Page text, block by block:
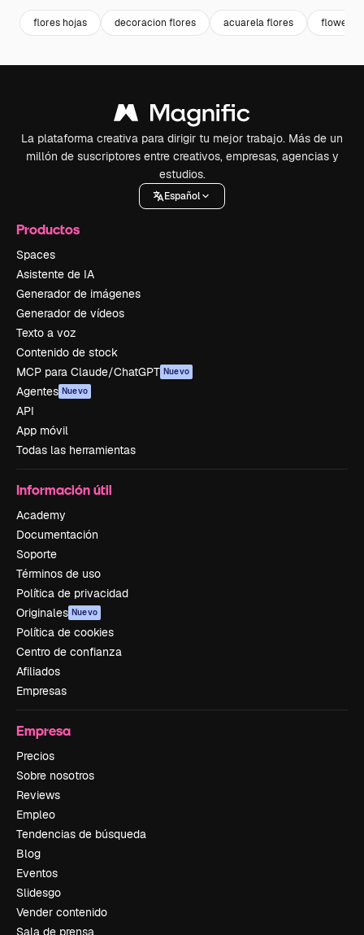
flores hojas decoracion flores acuarela flores flower
La plataforma creativa para dirigir tu mejor trabajo. Más de un
millón de suscriptores entre creativos, empresas, agencias y
estudios.
Español
Productos
Spaces
Asistente de IA
Generador de imágenes
Generador de vídeos
Texto a voz
Contenido de stock
MCP para Claude/ChatGPT Nuevo
Agentes Nuevo
API
App móvil
Todas las herramientas
Información útil
Academy
Documentación
Soporte
Términos de uso
Política de privacidad
Originales Nuevo
Política de cookies
Centro de confianza
Afiliados
Empresas
Empresa
Precios
Sobre nosotros
Reviews
Empleo
Tendencias de búsqueda
Blog
Eventos
Slidesgo
Vender contenido
Sala de prensa